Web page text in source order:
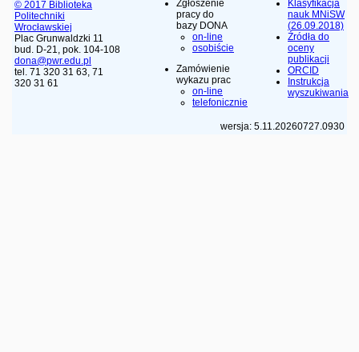
© 2017 Biblioteka
Politechniki
Wrocławskiej
Plac Grunwaldzki 11
bud. D-21, pok. 104-108
dona@pwr.edu.pl
tel. 71 320 31 63, 71
320 31 61
Zgłoszenie
pracy do
bazy DONA
on-line
osobiście
Zamówienie
wykazu prac
on-line
telefonicznie
Klasyfikacja
nauk MNiSW
(26.09.2018)
Źródła do
oceny
publikacji
ORCID
Instrukcja
wyszukiwania
wersja: 5.11.20260727.0930